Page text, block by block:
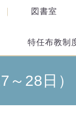
特任布教制
図書室
28日）